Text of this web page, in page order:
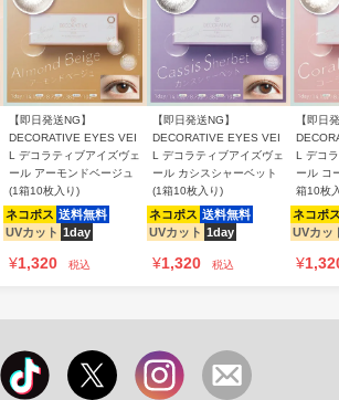
【即日発送NG】
DECORATIVE EYES VEI
L デコラティブアイズヴェ
ール アーモンドベージュ
(1箱10枚入り)
ネコポス 送料無料
UVカット 1day
¥1,320 税込
【即日発送NG】
DECORATIVE EYES VEI
L デコラティブアイズヴェ
ール カシスシャーベット
(1箱10枚入り)
ネコポス 送料無料
UVカット 1day
¥1,320 税込
【即日
L デコ
ール コ
箱10枚
ネコポ
UVカッ
¥